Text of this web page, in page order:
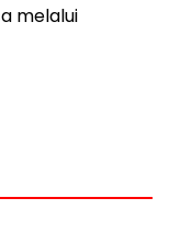
melalui